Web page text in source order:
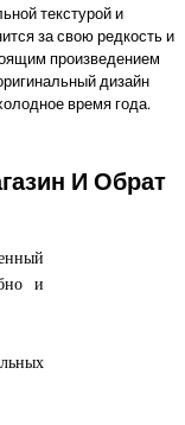
текстурой и
за свою редкость и
произведением
дизайн
время года.
И Обрат
и